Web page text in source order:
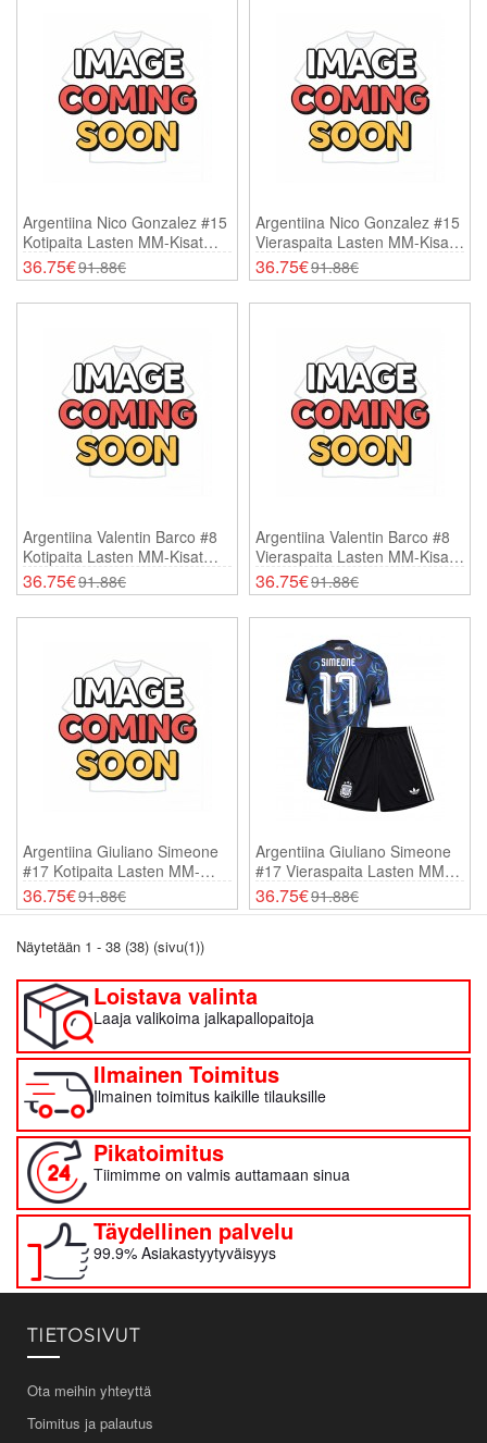
Argentiina Nico Gonzalez #15
Kotipaita Lasten MM-Kisat
2026 Lyhythihainen (+
Shortsit)
36.75€91.88€
Argentiina Nico Gonzalez #15
Vieraspaita Lasten MM-Kisat
2026 Lyhythihainen (+
Shortsit)
36.75€91.88€
Argentiina Valentin Barco #8
Kotipaita Lasten MM-Kisat
2026 Lyhythihainen (+
Shortsit)
36.75€91.88€
Argentiina Valentin Barco #8
Vieraspaita Lasten MM-Kisat
2026 Lyhythihainen (+
Shortsit)
36.75€91.88€
Argentiina Giuliano Simeone
#17 Kotipaita Lasten MM-
Kisat 2026 Lyhythihainen (+
Shortsit)
36.75€91.88€
Argentiina Giuliano Simeone
#17 Vieraspaita Lasten MM-
Kisat 2026 Lyhythihainen (+
Shortsit)
36.75€91.88€
Näytetään 1 - 38 (38) (sivu(1))
Loistava valinta
Laaja valikoima jalkapallopaitoja
Ilmainen Toimitus
Ilmainen toimitus kaikille tilauksille
Pikatoimitus
Tiimimme on valmis auttamaan sinua
Täydellinen palvelu
99.9% Asiakastyytyväisyys
TIETOSIVUT
Ota meihin yhteyttä
Toimitus ja palautus